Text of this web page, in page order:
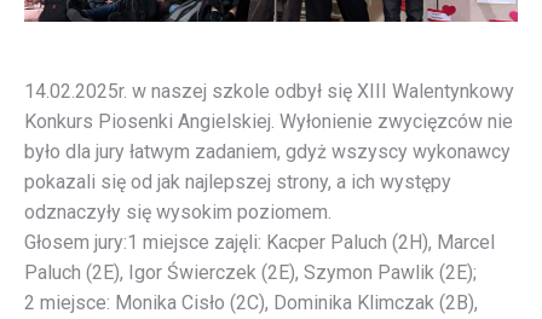
14.02.2025r. w naszej szkole odbył się XIII Walentynkowy
Konkurs Piosenki Angielskiej. Wyłonienie zwycięzców nie
było dla jury łatwym zadaniem, gdyż wszyscy wykonawcy
pokazali się od jak najlepszej strony, a ich występy
odznaczyły się wysokim poziomem.
Głosem jury:1 miejsce zajęli: Kacper Paluch (2H), Marcel
Paluch (2E), Igor Świerczek (2E), Szymon Pawlik (2E);
2 miejsce: Monika Cisło (2C), Dominika Klimczak (2B),